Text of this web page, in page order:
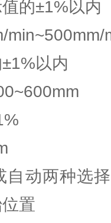
的±1%以内
min~500mm/
以内
自动两种选
置